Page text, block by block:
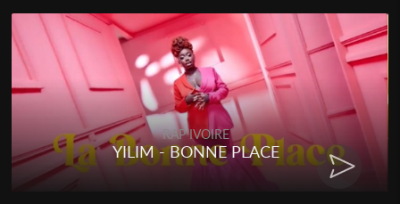
RAP IVOIRE
YILIM - BONNE PLACE